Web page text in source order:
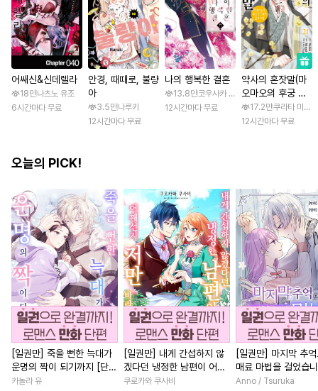
어쌔신&신데렐라
18만나츠노 유조
6시간마다 무료
안경, 때때로, 불량
아
3.5만나루키
12시간마다 무료
나의 행복한 결혼
13.8만코우사카 리토 / 아기토기 아쿠미
12시간마다 무료
약사의 혼잣말(마
오마오의 후궁 수
수께끼 풀이수첩)
17.2만쿠라타 미노
12시간마다 무료
오늘의 PICK!
[일권만] 죽을 뻔한 늑대가
운명의 짝이 되기까지 [단행
본]
카놀라 유
[일권만] 내게 간섭하지 않
겠다던 냉정한 남편이 어째
선지 저만 바라봅니다 [단행
쿠로카와 쿠사비
[일권만] 마지막 추
매료 마법을 걸었습
행본]
Anno / Tsuruka